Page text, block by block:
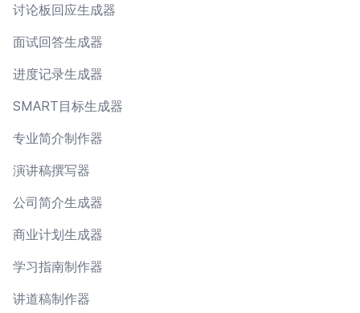
讨论板回应生成器
面试回答生成器
进度记录生成器
SMART目标生成器
专业简介制作器
演讲稿撰写器
公司简介生成器
商业计划生成器
学习指南制作器
讲道稿制作器